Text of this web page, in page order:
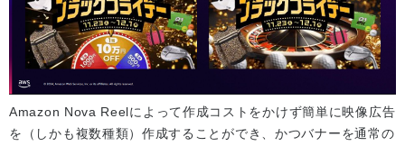
Amazon Nova Reelによって作成コストをかけず簡単に映像広告
を（しかも複数種類）作成することができ、かつバナーを通常の